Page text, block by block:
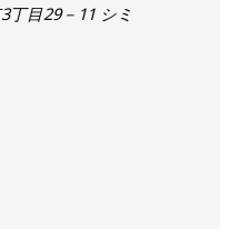
丁目29－11 シミ